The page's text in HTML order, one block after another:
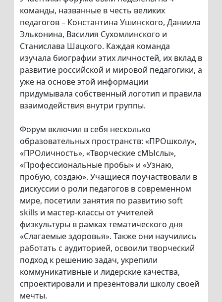
команды, названные в честь великих
педагогов – Константина Ушинского, Даниила
Эльконина, Василия Сухомлинского и
Станислава Шацкого. Каждая команда
изучала биографии этих личностей, их вклад в
развитие российской и мировой педагогики, а
уже на основе этой информации
придумывала собственный логотип и правила
взаимодействия внутри группы.
Форум включил в себя несколько
образовательных пространств: «ПРОшколу»,
«ПРОличность», «Творческие сМЫслы»,
«Профессиональные пробы» и «Узнаю,
пробую, создаю». Учащиеся поучаствовали в
дискуссии о роли педагогов в современном
мире, посетили занятия по развитию soft
skills и мастер-классы от учителей
физкультуры в рамках тематического дня
«Слагаемые здоровья». Также они научились
работать с аудиторией, освоили творческий
подход к решению задач, укрепили
коммуникативные и лидерские качества,
спроектировали и презентовали школу своей
мечты.